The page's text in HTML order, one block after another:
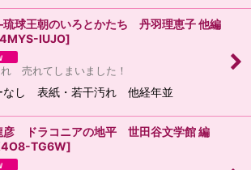
球王朝のいろとかたち 丹羽理恵子 他編
IUJO]
売れてしまいました！
なし 表紙・若干汚れ 他経年並
彦 ドラコニアの地平 世田谷文学館 編
TG6W]